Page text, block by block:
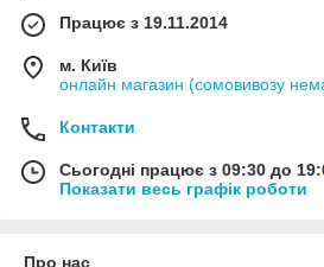
Працює з 19.11.2014
м. Київ
онлайн магазин (сомовивозу
Контакти
Сьогодні працює з 09:30 до
Показати весь графік роботи
Про нас